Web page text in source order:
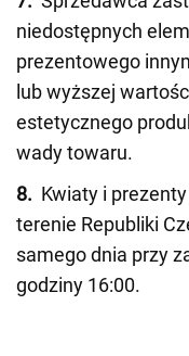
niedostępnych
prezentowego
lub wyższej
estetycznego
wady towaru.
8. Kwiaty i
terenie Republiki
samego dnia przy
godziny 16:00.